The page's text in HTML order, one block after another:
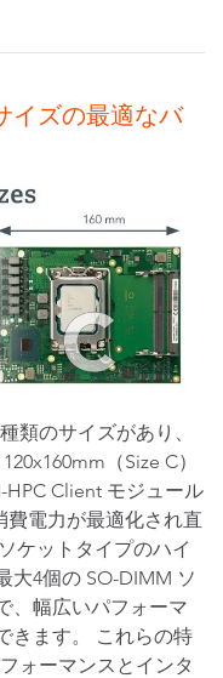
イズの最適なバ
類のサイズがあり、
（Size C）
Client モジュール
電力が最適化され直
ケットタイプのハイ
大4個の SO-DIMM ソ
、幅広いパフォーマ
きます。 これらの特
ォーマンスとインタ